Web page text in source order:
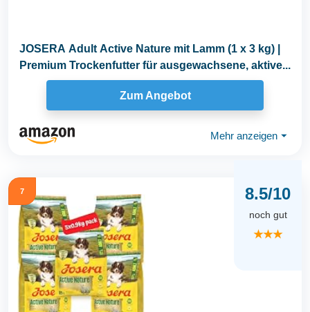
JOSERA Adult Active Nature mit Lamm (1 x 3 kg) |
Premium Trockenfutter für ausgewachsene, aktive...
Zum Angebot
Mehr anzeigen ⏷
7 8.5/10
noch gut
★★★